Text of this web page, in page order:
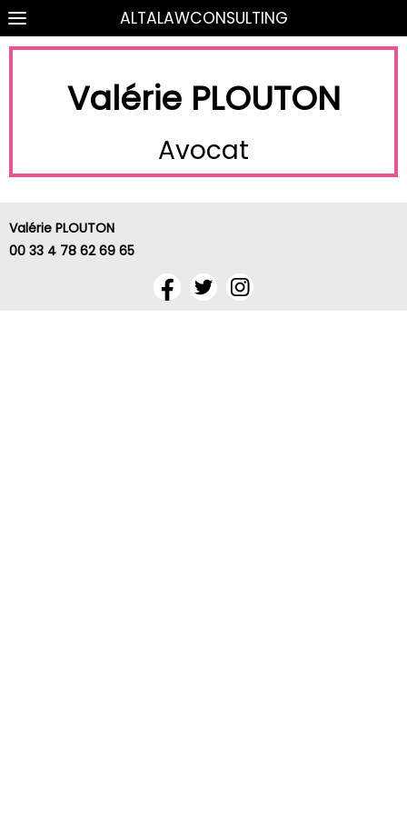
ALTALAWCONSULTING
Valérie PLOUTON
Avocat
Valérie PLOUTON
00 33 4 78 62 69 65